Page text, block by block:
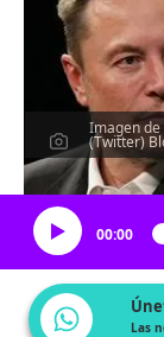
Imagen de
(Twitter)
00:00
Las